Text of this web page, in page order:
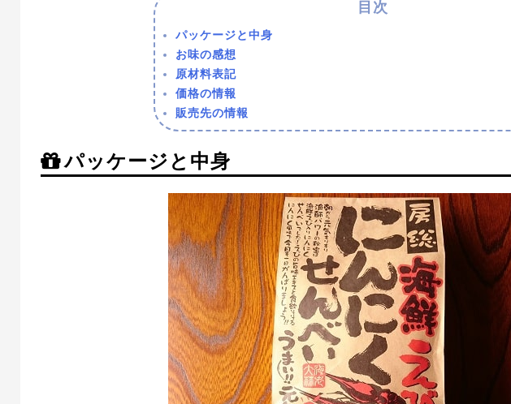
パッケージと中身
お味の感想
原材料表記
価格の情報
販売先の情報
パッケージと中身